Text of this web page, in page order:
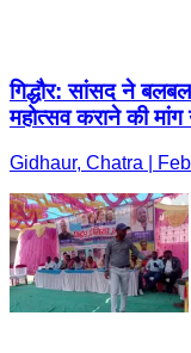
गिद्धौर: सांसद ने
महोत्सव कराने की
Gidhaur, Chatra |